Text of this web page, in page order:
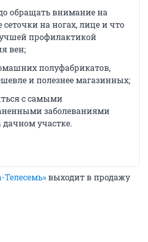
обращать внимание на
сеточки на ногах, лице и что
профилактикой
вен;
полуфабрикатов,
и полезнее магазинных;
с самыми
заболеваниями
дачном участке.
выходит в продажу